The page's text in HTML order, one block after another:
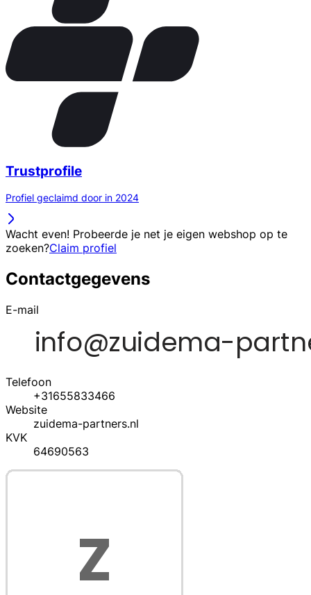
Trustprofile
Profiel geclaimd door in 2024
Wacht even! Probeerde je net je eigen webshop op te
zoeken?Claim profiel
Contactgegevens
E-mail
Telefoon
+31655833466
Website
zuidema-partners.nl
KVK
64690563